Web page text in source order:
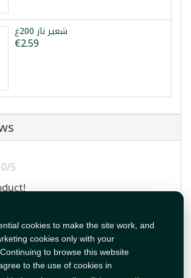
cookies to make the site work, and
cookies only with your
to browse this website
to the use of cookies in
شعير ناز 200غ
€2.59
0/5